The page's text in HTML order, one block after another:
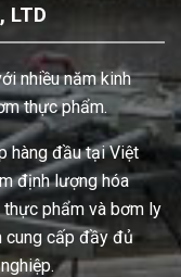
LTD
nhiều năm kinh
thực phẩm.
hàng đầu tại Việt
định lượng hóa
thực phẩm và bơm ly
cung cấp đầy đủ